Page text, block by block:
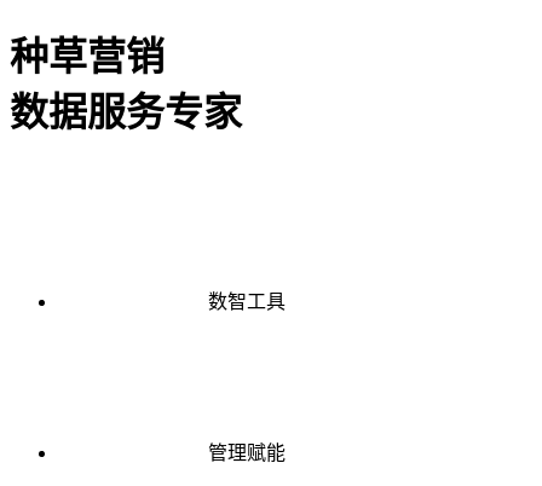
种草营销
数据服务专家
数智工具
管理赋能